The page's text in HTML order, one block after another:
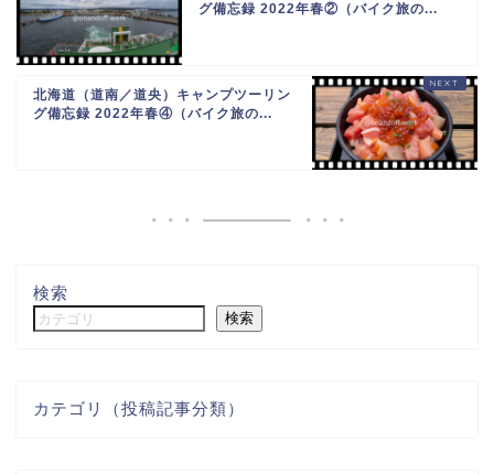
グ備忘録 2022年春②（バイク旅の...
北海道（道南／道央）キャンプツーリン
グ備忘録 2022年春④（バイク旅の...
検索
検索
カテゴリ（投稿記事分類）